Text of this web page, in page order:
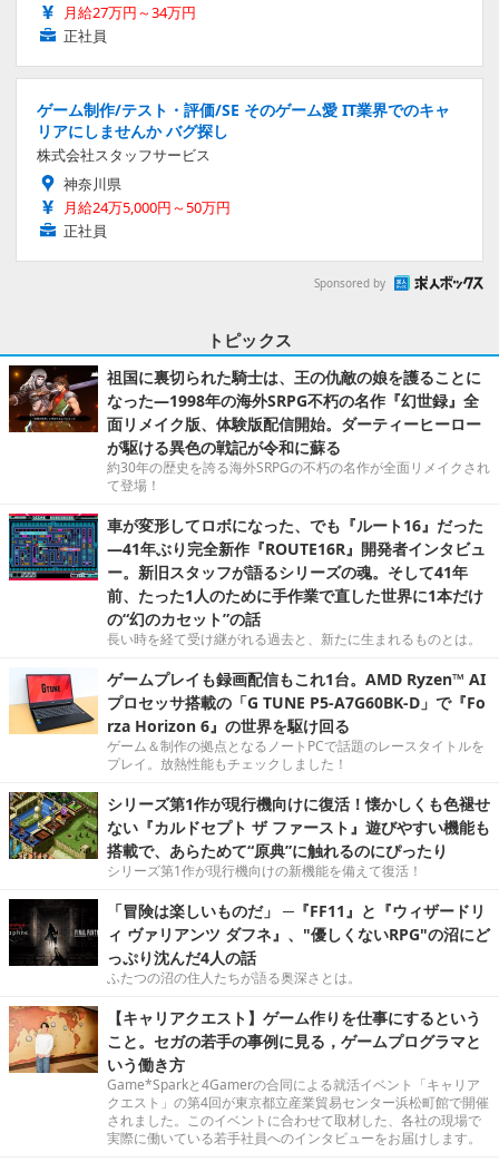
月給27万円～34万円
正社員
ゲーム制作/テスト・評価/SE そのゲーム愛 IT業界でのキャ
リアにしませんか バグ探し
株式会社スタッフサービス
神奈川県
月給24万5,000円～50万円
正社員
Sponsored by
トピックス
祖国に裏切られた騎士は、王の仇敵の娘を護ることに
なった―1998年の海外SRPG不朽の名作『幻世録』全
面リメイク版、体験版配信開始。ダーティーヒーロー
が駆ける異色の戦記が令和に蘇る
約30年の歴史を誇る海外SRPGの不朽の名作が全面リメイクされ
て登場！
車が変形してロボになった、でも『ルート16』だった
―41年ぶり完全新作『ROUTE16R』開発者インタビュ
ー。新旧スタッフが語るシリーズの魂。そして41年
前、たった1人のために手作業で直した世界に1本だけ
の“幻のカセット”の話
長い時を経て受け継がれる過去と、新たに生まれるものとは。
ゲームプレイも録画配信もこれ1台。AMD Ryzen™ AI
プロセッサ搭載の「G TUNE P5-A7G60BK-D」で『Fo
rza Horizon 6』の世界を駆け回る
ゲーム＆制作の拠点となるノートPCで話題のレースタイトルを
プレイ。放熱性能もチェックしました！
シリーズ第1作が現行機向けに復活！懐かしくも色褪せ
ない『カルドセプト ザ ファースト』遊びやすい機能も
搭載で、あらためて“原典”に触れるのにぴったり
シリーズ第1作が現行機向けの新機能を備えて復活！
「冒険は楽しいものだ」 ─『FF11』と『ウィザードリ
ィ ヴァリアンツ ダフネ』、"優しくないRPG"の沼にど
っぷり沈んだ4人の話
ふたつの沼の住人たちが語る奥深さとは。
【キャリアクエスト】ゲーム作りを仕事にするという
こと。セガの若手の事例に見る，ゲームプログラマと
いう働き方
Game*Sparkと4Gamerの合同による就活イベント「キャリア
クエスト」の第4回が東京都立産業貿易センター浜松町館で開催
されました。このイベントに合わせて取材した、各社の現場で
実際に働いている若手社員へのインタビューをお届けします。